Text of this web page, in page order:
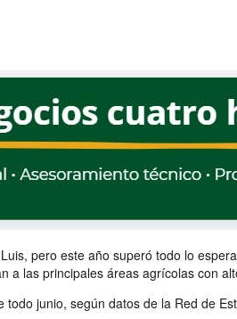
pero este año superó todo lo
a las principales áreas agrícolas con
junio, según datos de la Red de